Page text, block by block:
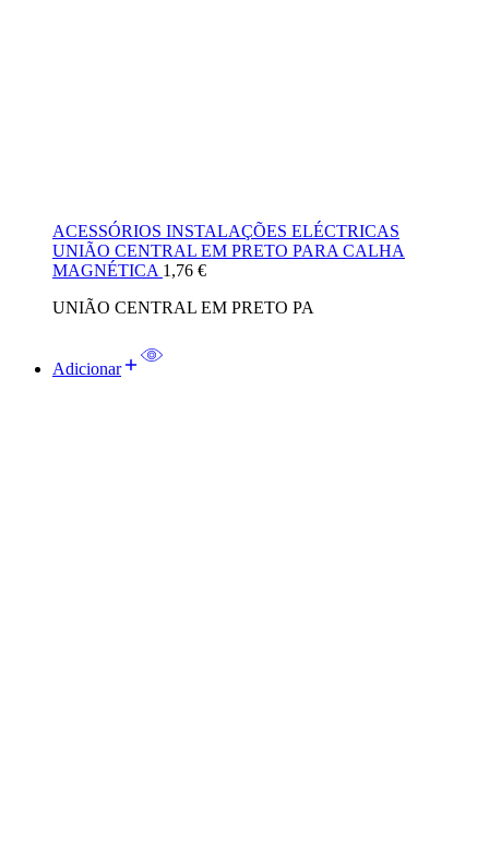
ACESSÓRIOS INSTALAÇÕES ELÉCTRICAS
UNIÃO CENTRAL EM PRETO PARA CALHA
MAGNÉTICA 1,76 €
UNIÃO CENTRAL EM PRETO PA
Adicionar